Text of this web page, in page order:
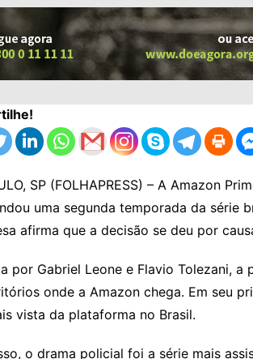
SP (FOLHAPRESS) – A Amazon
uma segunda temporada da série
afirma que a decisão se deu por
por Gabriel Leone e Flavio Tolezani,
onde a Amazon chega. Em seu
vista da plataforma no Brasil.
o drama policial foi a série mais